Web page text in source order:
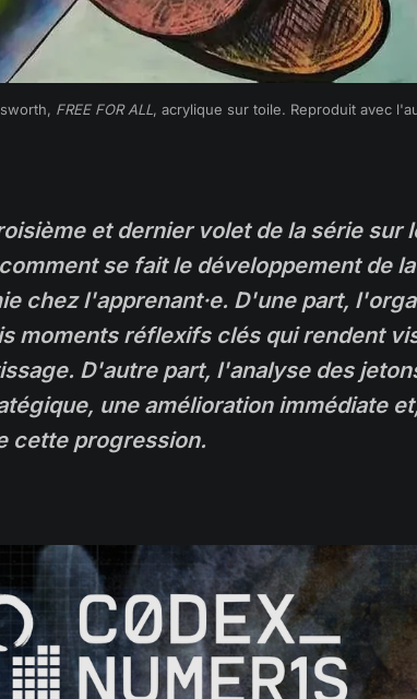
FREE FOR ALL, acrylique sur toile. Reproduit avec
et dernier volet de la série sur
se fait le développement de
chez l'apprenant·e. D'une part,
moments réflexifs clés qui rendent
D'autre part, l'analyse des
une amélioration immédiate
cette progression.